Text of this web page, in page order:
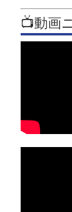
📺動画